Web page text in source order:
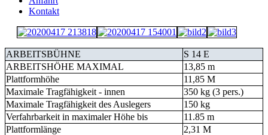
Kontakt
ARBEITSBÜHNE
S 14 E
ARBEITSHÖHE MAXIMAL
13,85 m
Plattformhöhe
11,85 M
Maximale Tragfähigkeit - innen
350 kg (3 pers.)
Maximale Tragfähigkeit des Auslegers
150 kg
Verfahrbarkeit in maximaler Höhe bis
11.85 m
Plattformlänge
2,31 M